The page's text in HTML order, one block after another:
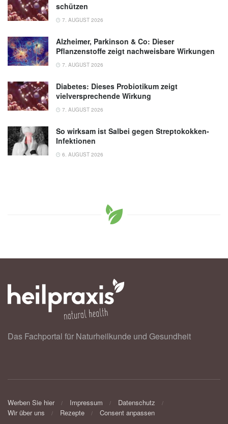
schützen
7. AUGUST 2026
Alzheimer, Parkinson & Co: Dieser
Pflanzenstoffe zeigt nachweisbare Wirkungen
7. AUGUST 2026
Diabetes: Dieses Probiotikum zeigt
vielversprechende Wirkung
7. AUGUST 2026
So wirksam ist Salbei gegen Streptokokken-
Infektionen
6. AUGUST 2026
Das Fachportal für Naturheilkunde und Gesundheit
Werben Sie hier Impressum
Datenschutz
Wir über uns
Rezepte Consent anpassen